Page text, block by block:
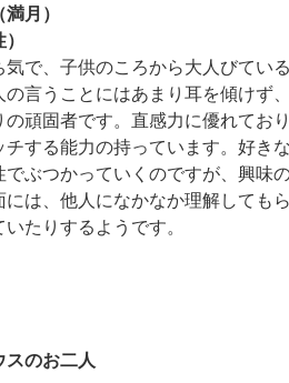
月）
気で、子供のころから大人びてい
の言うことにはあまり耳を傾けず
の頑固者です。直感力に優れてお
チする能力の持っています。好き
でぶつかっていくのですが、興味
には、他人になかなか理解しても
たりするようです。
スのお二人